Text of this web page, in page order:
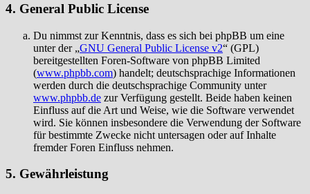
4. General Public License
Du nimmst zur Kenntnis, dass es sich bei phpBB um eine
unter der „GNU General Public License v2“ (GPL)
bereitgestellten Foren-Software von phpBB Limited
(www.phpbb.com) handelt; deutschsprachige Informationen
werden durch die deutschsprachige Community unter
www.phpbb.de zur Verfügung gestellt. Beide haben keinen
Einfluss auf die Art und Weise, wie die Software verwendet
wird. Sie können insbesondere die Verwendung der Software
für bestimmte Zwecke nicht untersagen oder auf Inhalte
fremder Foren Einfluss nehmen.
5. Gewährleistung